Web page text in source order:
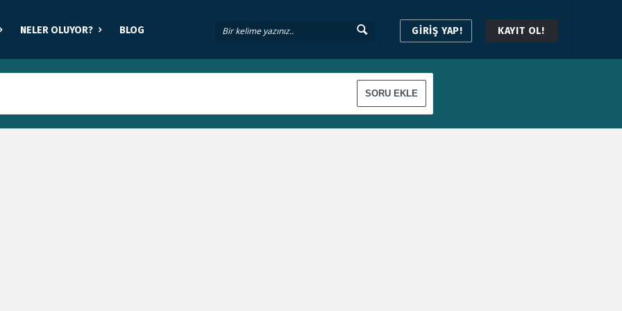
GİRİŞ YAP! KAYIT OL!
NELER OLUYOR? BLOG